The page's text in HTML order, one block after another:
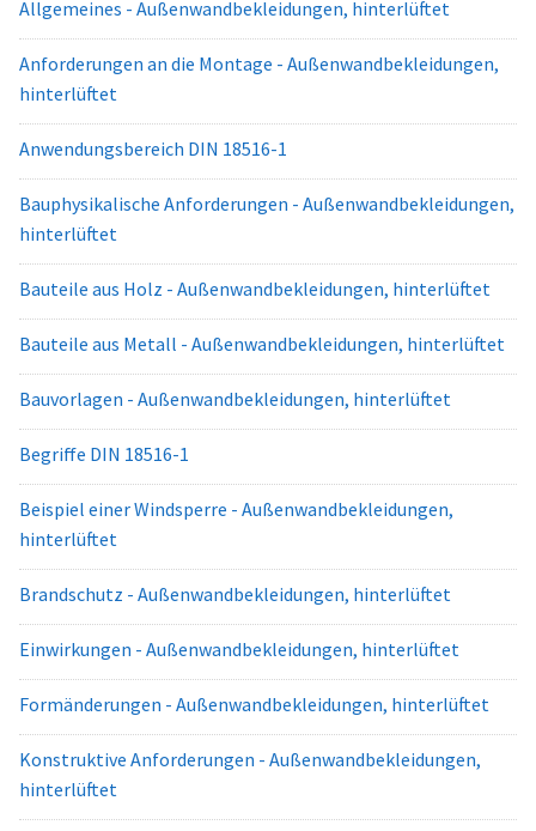
Allgemeines - Außenwandbekleidungen, hinterlüftet
Anforderungen an die Montage - Außenwandbekleidungen,
hinterlüftet
Anwendungsbereich DIN 18516-1
Bauphysikalische Anforderungen - Außenwandbekleidungen,
hinterlüftet
Bauteile aus Holz - Außenwandbekleidungen, hinterlüftet
Bauteile aus Metall - Außenwandbekleidungen, hinterlüftet
Bauvorlagen - Außenwandbekleidungen, hinterlüftet
Begriffe DIN 18516-1
Beispiel einer Windsperre - Außenwandbekleidungen,
hinterlüftet
Brandschutz - Außenwandbekleidungen, hinterlüftet
Einwirkungen - Außenwandbekleidungen, hinterlüftet
Formänderungen - Außenwandbekleidungen, hinterlüftet
Konstruktive Anforderungen - Außenwandbekleidungen,
hinterlüftet